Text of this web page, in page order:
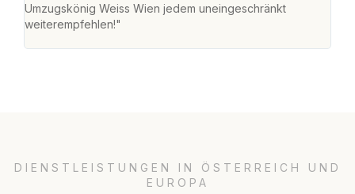
Umzugskönig Weiss Wien jedem uneingeschränkt
weiterempfehlen!"
DIENSTLEISTUNGEN IN ÖSTERREICH UND
EUROPA